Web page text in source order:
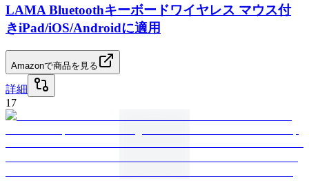
LAMA Bluetoothキーボードワイヤレス マウス付
きiPad/iOS/Androidに適用
Amazonで商品を見る
詳細
17